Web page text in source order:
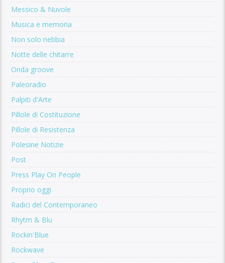
Messico & Nuvole
Musica e memoria
Non solo nebbia
Notte delle chitarre
Onda groove
Paleoradio
Palpiti d'Arte
Pillole di Costituzione
Pillole di Resistenza
Polesine Notizie
Post
Press Play On People
Proprio oggi
Radici del Contemporaneo
Rhytm & Blu
Rockin'Blue
Rockwave